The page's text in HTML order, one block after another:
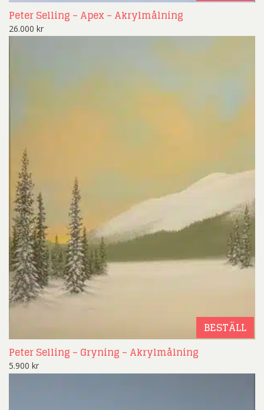
Peter Selling – Apex – Akrylmålning
26.000 kr
BESTÄLL
Peter Selling – Gryning – Akrylmålning
5.900 kr